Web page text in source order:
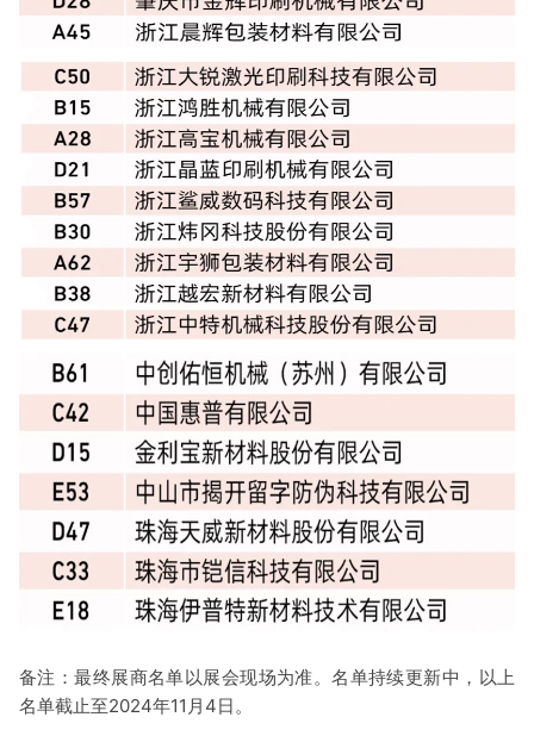
备注：最终展商名单以展会现场为准。名单持续更新中，以上
名单截止至2024年11月4日。